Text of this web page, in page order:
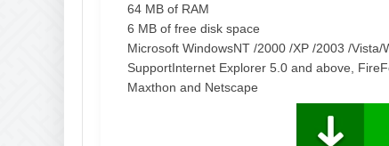
64 MB of RAM
6 MB of free disk space
Microsoft WindowsNT /2000 /XP /2003 /Vista/
SupportInternet Explorer 5.0 and above,
Maxthon and Netscape